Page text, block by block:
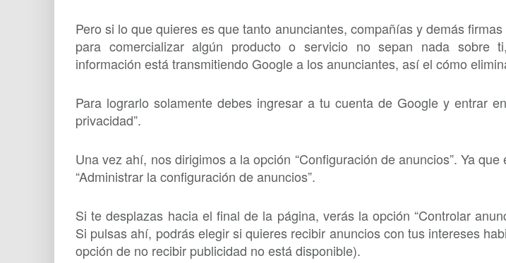
Pero si lo que quieres es que tanto anunciantes, compañías y demás
para comercializar algún producto o servicio no sepan nada sobre
información está transmitiendo Google a los anunciantes, así el cómo
Para lograrlo solamente debes ingresar a tu cuenta de Google y entrar
privacidad”.
Una vez ahí, nos dirigimos a la opción “Configuración de anuncios”. Ya
“Administrar la configuración de anuncios”.
Si te desplazas hacia el final de la página, verás la opción “Controlar
Si pulsas ahí, podrás elegir si quieres recibir anuncios con tus intereses
opción de no recibir publicidad no está disponible).